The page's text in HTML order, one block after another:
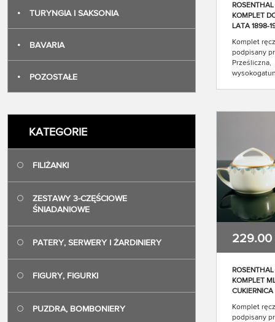
• TURYNGIA I SAKSONIA
• BAVARIA
• POZOSTAŁE
KATEGORIE
FILIŻANKI
ZESTAWY 3-CZĘŚCIOWE
ŚNIADANIOWE
PATERY, SERWERY I ŻARDINIERY
FIGURY, FIGURKI
PUZDRA, BOMBONIERY
KOMPLET
LATA 1898-
Komplet
podpisany
Prześliczna,
piękna
forma
całości
Rosenthal-
sygnatura
1898-1906
Masz
229.00
KOMPLET
Komplet
podpisany